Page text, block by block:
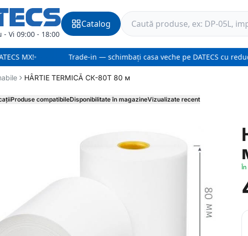
- Vi 09:00 - 18:00
Catalog
MX! Trade-in — schimbați casa veche pe DATECS cu
HÂRTIE TERMICĂ СК-80Т 80 м
Produse compatibileDisponibilitate în magazineVizualizate recent
În